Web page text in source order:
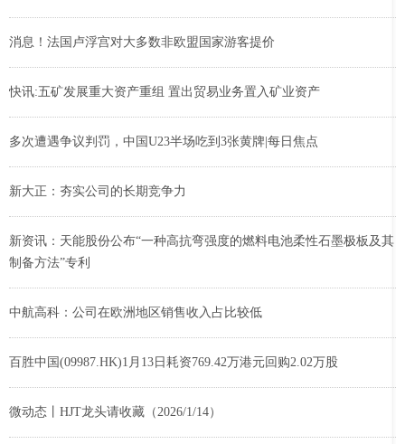
消息！法国卢浮宫对大多数非欧盟国家游客提价
快讯:五矿发展重大资产重组 置出贸易业务置入矿业资产
多次遭遇争议判罚，中国U23半场吃到3张黄牌|每日焦点
新大正：夯实公司的长期竞争力
新资讯：天能股份公布“一种高抗弯强度的燃料电池柔性石墨极板及其
制备方法”专利
中航高科：公司在欧洲地区销售收入占比较低
百胜中国(09987.HK)1月13日耗资769.42万港元回购2.02万股
微动态丨HJT龙头请收藏（2026/1/14）